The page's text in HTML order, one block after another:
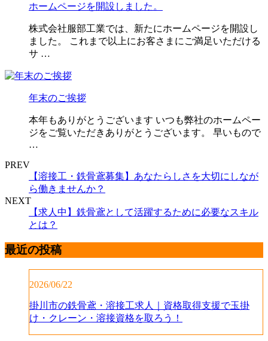
ホームページを開設しました。
株式会社服部工業では、新たにホームページを開設し
ました。 これまで以上にお客さまにご満足いただける
サ …
年末のご挨拶
本年もありがとうございます いつも弊社のホームペー
ジをご覧いただきありがとうございます。 早いもので
…
PREV
【溶接工・鉄骨鳶募集】あなたらしさを大切にしなが
ら働きませんか？
NEXT
【求人中】鉄骨鳶として活躍するために必要なスキル
とは？
最近の投稿
2026/06/22
掛川市の鉄骨鳶・溶接工求人｜資格取得支援で玉掛
け・クレーン・溶接資格を取ろう！